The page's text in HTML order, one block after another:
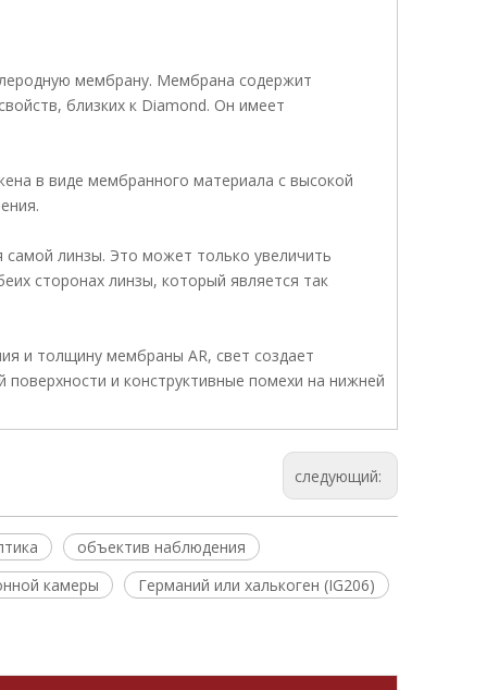
мембрану. Мембрана содержит
близких к Diamond. Он имеет
в виде мембранного материала с высокой
линзы. Это может только увеличить
сторонах линзы, который является так
и толщину мембраны AR, свет создает
и конструктивные помехи на нижней
следующий:
объектив наблюдения
камеры Германий или халькоген (IG206)